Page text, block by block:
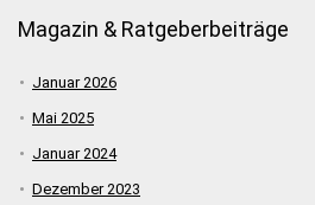
Magazin & Ratgeberbeiträge
Januar 2026
Mai 2025
Januar 2024
Dezember 2023